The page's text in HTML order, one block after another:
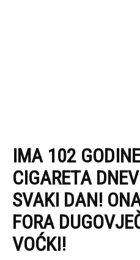
IMA 102
CIGARETA
SVAKI DAN!
FORA
VOĆKI!